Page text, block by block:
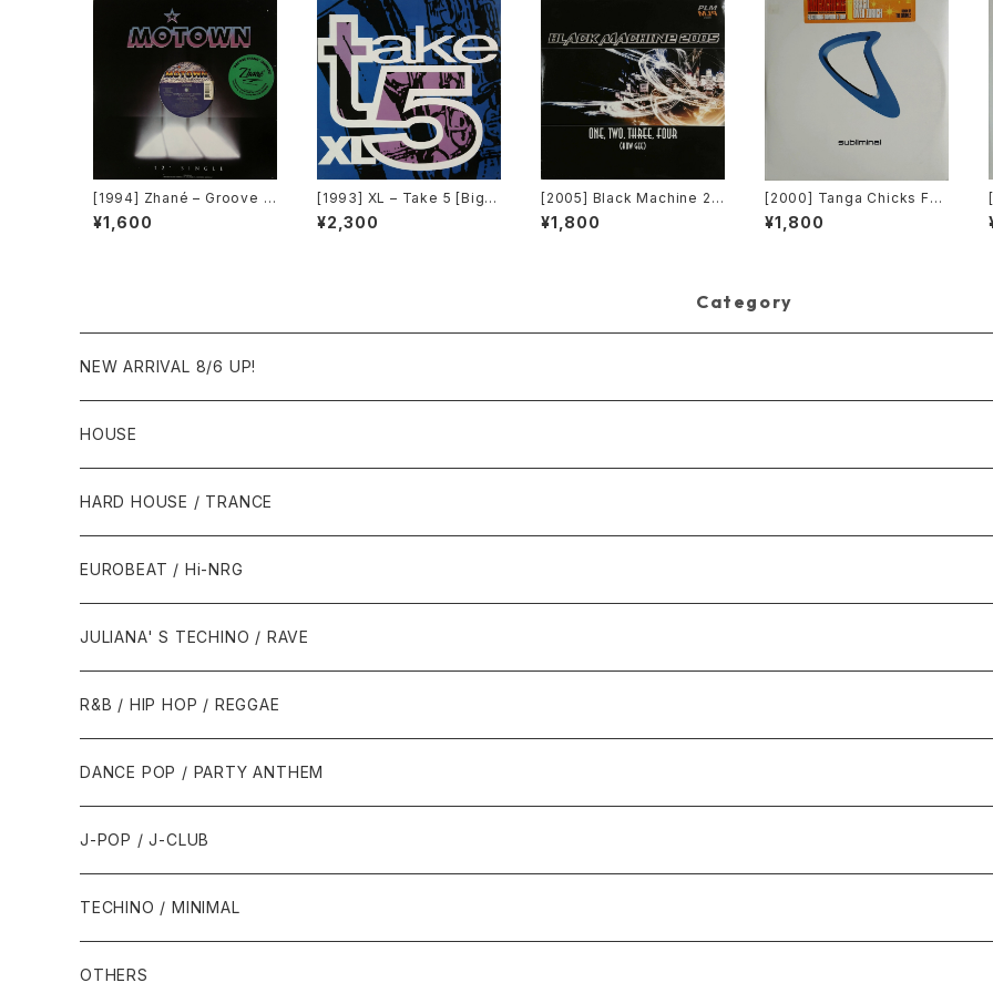
[1994] Zhané – Groove T
hang (Remix) [Motown]
[在庫B]
¥1,600
[1993] XL – Take 5 [Big T
ime International]
¥2,300
[2005] Black Machine 20
05 – One, Two, Three, F
our (How Gee) [PLM Rec
¥1,800
[2000] Tanga Chicks Fea
turing Dimitri & Tom – Bra
sil Over Zurich [Sublimin
¥1,800
Category
NEW ARRIVAL 8/6 UP!
HOUSE
1980年代
1987年・以前
1988年
1990年代
1990年
1991年
2000年代
2000年
2001年
2010年代
2010年
2011年
HARD HOUSE / TRANCE
1990年代
1994年・以前
1995年
2000年代
2000年
2001年
EUROBEAT / Hi-NRG
1980年代
1986年・以前
1987年
1990年代
1990年
1991年
2000年代
JULIANA' S TECHINO / RAVE
1990年代
1990年
1991年
2000年代
2000年
2001年
R&B / HIP HOP / REGGAE
1980年代
1985年・以前
1986年
1990年代
1990年
1991年
2000年代
2000年
DANCE POP / PARTY ANTHEM
1980年代
1988年・以前
1989年
1990年代
1990年
2000年代
J-POP / J-CLUB
1980年代
1990年代
TECHINO / MINIMAL
OTHERS